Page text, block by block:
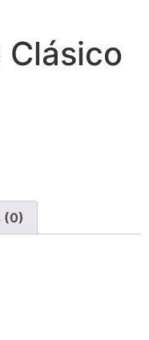
Clásico
(0)